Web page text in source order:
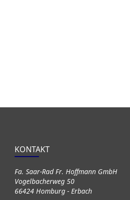
KONTAKT
Fa. Saar-Rad Fr. Hoffmann GmbH
Vogelbacherweg 50
66424 Homburg - Erbach